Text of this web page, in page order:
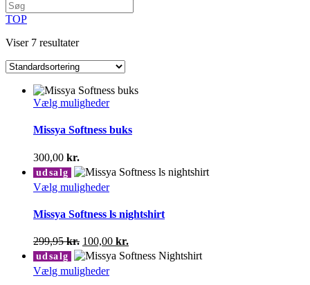
TOP
Viser 7 resultater
Vælg mulighederDette
har
kan
vælges
varesiden
Missya Softness buks
300,00 kr.
udsalg
Vælg mulighederDette
har
varianter.
Mulighederne
kan
vælges
Missya Softness ls nightshirt
299,95kr. Den
oprindelige
pris
var:
100,00 kr.
aktuelle
udsalg
Vælg mulighederDette